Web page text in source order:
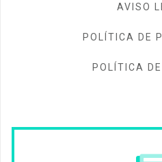
AVISO
POLÍTICA DE
POLÍTICA